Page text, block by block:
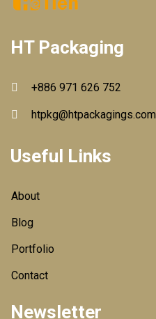
HT Packaging
+886 971 626 752
htpkg@htpackagings.com
Useful Links
About
Blog
Portfolio
Contact
Newsletter